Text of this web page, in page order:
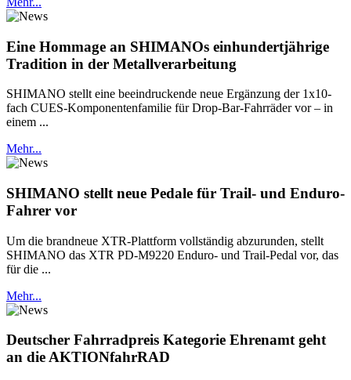
Eine Hommage an SHIMANOs einhundertjährige
Tradition in der Metallverarbeitung
SHIMANO stellt eine beeindruckende neue Ergänzung der 1x10-
fach CUES-Komponentenfamilie für Drop-Bar-Fahrräder vor – in
einem ...
Mehr...
SHIMANO stellt neue Pedale für Trail- und Enduro-
Fahrer vor
Um die brandneue XTR-Plattform vollständig abzurunden, stellt
SHIMANO das XTR PD-M9220 Enduro- und Trail-Pedal vor, das
für die ...
Mehr...
Deutscher Fahrradpreis Kategorie Ehrenamt geht
an die AKTIONfahrRAD